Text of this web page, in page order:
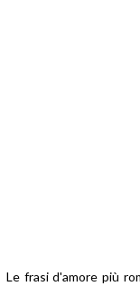
Le frasi d'amore più